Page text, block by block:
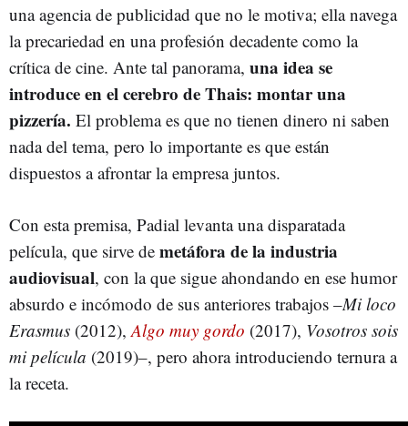
una agencia de publicidad que no le motiva; ella navega
la precariedad en una profesión decadente como la
crítica de cine. Ante tal panorama, una idea se
introduce en el cerebro de Thais: montar una
pizzería. El problema es que no tienen dinero ni saben
nada del tema, pero lo importante es que están
dispuestos a afrontar la empresa juntos.
Con esta premisa, Padial levanta una disparatada
película, que sirve de metáfora de la industria
audiovisual, con la que sigue ahondando en ese humor
absurdo e incómodo de sus anteriores trabajos –Mi loco
Erasmus (2012), Algo muy gordo (2017), Vosotros sois
mi película (2019)–, pero ahora introduciendo ternura a
la receta.